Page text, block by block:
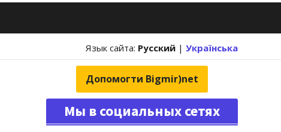
Язык сайта: Русский | Українська
Допомогти Bigmir)net
Мы в социальных сетях